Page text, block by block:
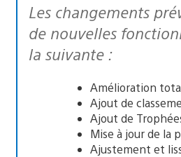
Les changements prévus pour le passage du jeu sur PS Vita devaient apporter
de nouvelles
la suivante :
Amélioration
Ajout de
Ajout de
Mise à jour de la
Ajustement et